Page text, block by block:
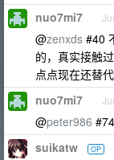
nuo7mi7
@zenxds #40
的，真实接触
点点现在还替
nuo7mi7
@peter986
suikatw OP